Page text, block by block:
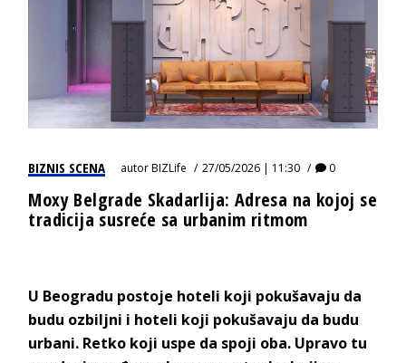
BIZNIS SCENA autorBIZLife 27/05/2026 | 11:30 0
Moxy Belgrade Skadarlija: Adresa na kojoj se
tradicija susreće sa urbanim ritmom
U Beogradu postoje hoteli koji pokušavaju da
budu ozbiljni i hoteli koji pokušavaju da budu
urbani. Retko koji uspe da spoji oba. Upravo tu